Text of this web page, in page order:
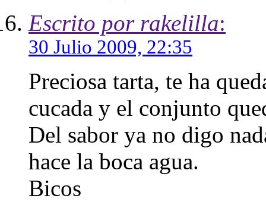
Escrito por rakelilla:
30 Julio 2009, 22:35
Preciosa tarta, te ha
cucada y el conjunto
Del sabor ya no digo
hace la boca agua.
Bicos